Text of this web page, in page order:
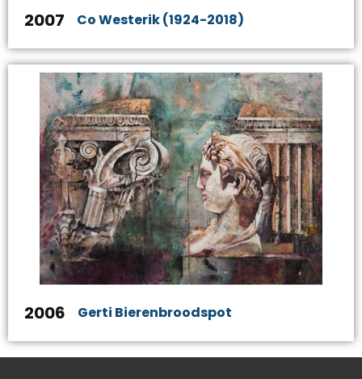
2007 Co Westerik (1924-2018)
2006 Gerti Bierenbroodspot